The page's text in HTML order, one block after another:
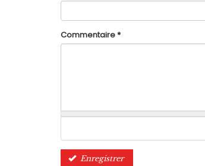
Commentaire *
Enregistrer